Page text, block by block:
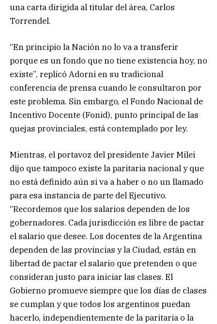
una carta dirigida al titular del área, Carlos
Torrendel.
“En principio la Nación no lo va a transferir
porque es un fondo que no tiene existencia hoy, no
existe”, replicó Adorni en su tradicional
conferencia de prensa cuando le consultaron por
este problema. Sin embargo, el Fondo Nacional de
Incentivo Docente (Fonid), punto principal de las
quejas provinciales, está contemplado por ley.
Mientras, el portavoz del presidente Javier Milei
dijo que tampoco existe la paritaria nacional y que
no está definido aún si va a haber o no un llamado
para esa instancia de parte del Ejecutivo.
“Recordemos que los salarios dependen de los
gobernadores. Cada jurisdicción es libre de pactar
el salario que desee. Los docentes de la Argentina
dependen de las provincias y la Ciudad, están en
libertad de pactar el salario que pretenden o que
consideran justo para iniciar las clases. El
Gobierno promueve siempre que los días de clases
se cumplan y que todos los argentinos puedan
hacerlo, independientemente de la paritaria o la